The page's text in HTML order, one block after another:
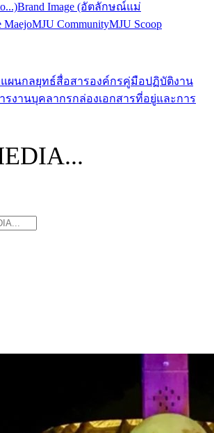
Brand Image (อัตลักษณ์แม่
MaejoMJU CommunityMJU Scoop
แผนกลยุทธ์สื่อสารองค์กรคู่มือปฏิบัติงาน
รงานบุคลากรกล่องเอกสารที่อยู่และการ